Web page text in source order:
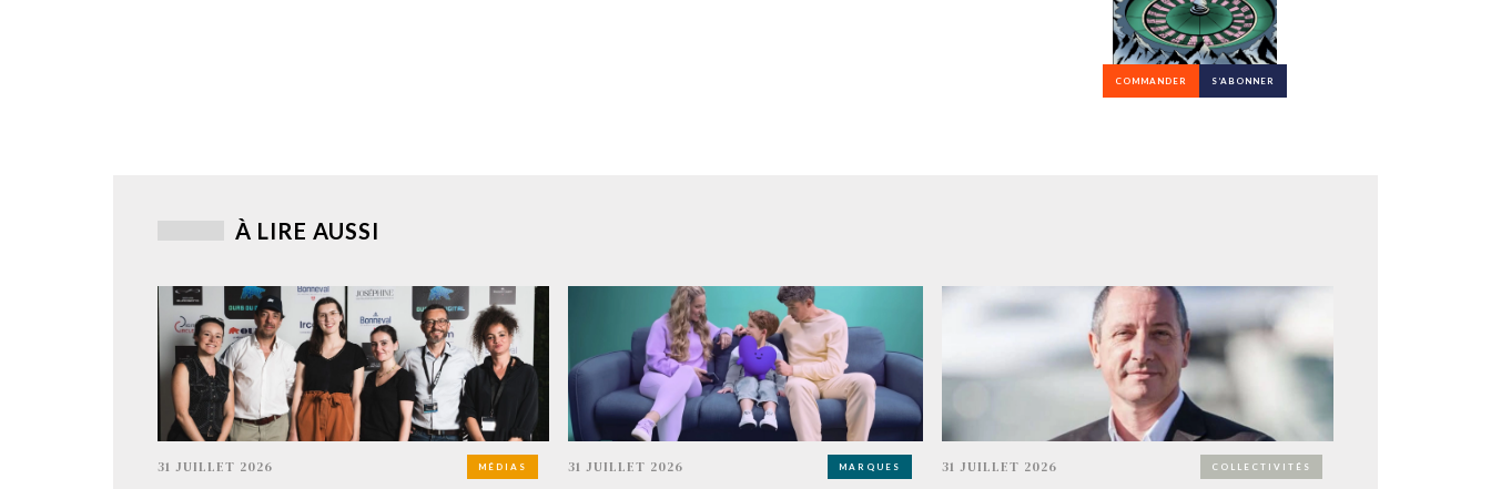
COMMANDER S’ABONNER
À LIRE AUSSI
31 JUILLET 2026 MÉDIAS 31 JUILLET 2026 MARQUES 31 JUILLET 2026 COLLECTIVITÉS